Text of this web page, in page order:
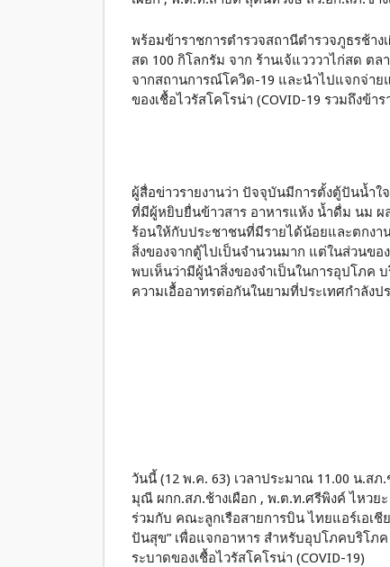
พร้อมข้าราชการตำรวจสถานีตำรวจภูธรช้า
สด 100 กิโลกรัม จาก ร้านเจ้แวววาไก่สด ต
จากสถานการณ์โควิด-19 และนำไปแจกจ่า
ของเชื้อไวรัสโคโรน่า (COVID-19 รวมถึงข้
ผู้สื่อข่าวรายงานว่า ปัจจุบันมีการตั้งตู้ปันน้ำ
ที่มีผู้หยิบยื่นข้าวสาร อาหารแห้ง น้ำดื่ม นม ผ
ร้อนให้กับประชาชนที่มีรายได้น้อยและตกง
สิ่งของจากตู้ไปเป็นจำนวนมาก แต่ในส่วนข
พบเห็นว่ามีผู้นำสิ่งของจำเป็นในการอุปโภค
ความเอื้ออาทรต่อกันในยามที่ประเทศกำลัง
วันนี้ (12 พ.ค. 63) เวลาประมาณ 11.00 น.ส
มุณี ผกก.สภ.ช้างเผือก , พ.ต.ท.ศรีพิงค์ ไหวย
ร่วมกับ คณะลูกเรือสายการบิน ไทยแอร์เอเ
ปันสุข” เพื่อแจกอาหาร สำหรับอุปโภคบริโภ
ระบาดของเชื้อไวรัสโคโรน่า (COVID-19)